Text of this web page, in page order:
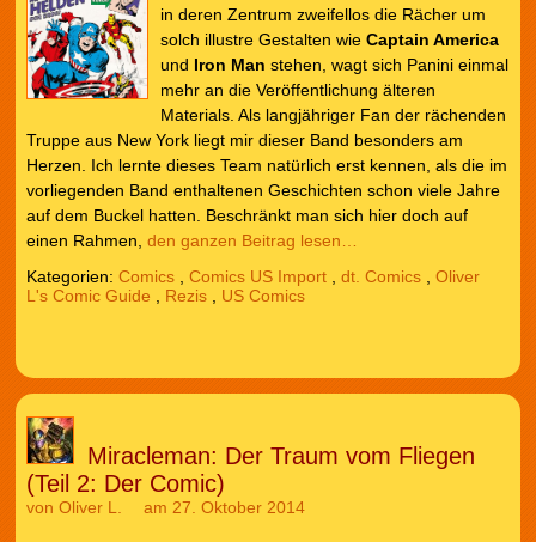
in deren Zentrum zweifellos die Rächer um
solch illustre Gestalten wie Captain America
und Iron Man stehen, wagt sich Panini einmal
mehr an die Veröffentlichung älteren
Materials. Als langjähriger Fan der rächenden
Truppe aus New York liegt mir dieser Band besonders am
Herzen. Ich lernte dieses Team natürlich erst kennen, als die im
vorliegenden Band enthaltenen Geschichten schon viele Jahre
auf dem Buckel hatten. Beschränkt man sich hier doch auf
einen Rahmen, den ganzen Beitrag lesen…
Kategorien: Comics, Comics US Import, dt. Comics, Oliver
L's Comic Guide
Rezis, US Comics
Miracleman: Der Traum vom Fliegen
(Teil 2: Der Comic)
von Oliver L. am 27. Oktober 2014